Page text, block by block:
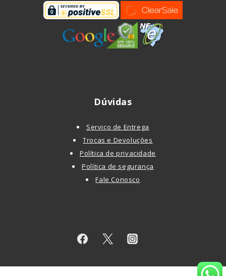
Dúvidas
Serviço de Entrega
Trocas e Devoluções
Política de privacidade
Política de segurança
Fale Conosco